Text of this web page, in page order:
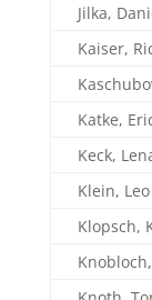
Jilka,
Kaiser,
Katke,
Keck,
Klein,
Klopsch,